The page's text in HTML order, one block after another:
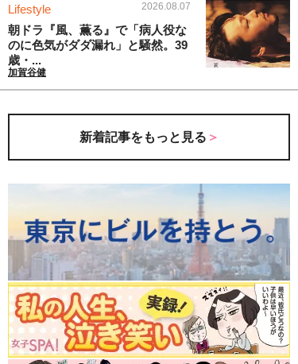
Lifestyle 2026.08.07
朝ドラ『風、薫る』で「病人役な
のに色気がダダ漏れ」と騒然。39
歳・...
加賀谷健
新着記事をもっと見る